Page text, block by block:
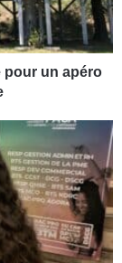
pour un apéro